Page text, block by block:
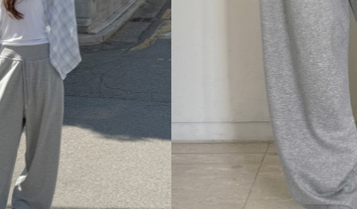
신상 5%
베스트
세트할인 ~30%
하객룩
살안타템
원피스